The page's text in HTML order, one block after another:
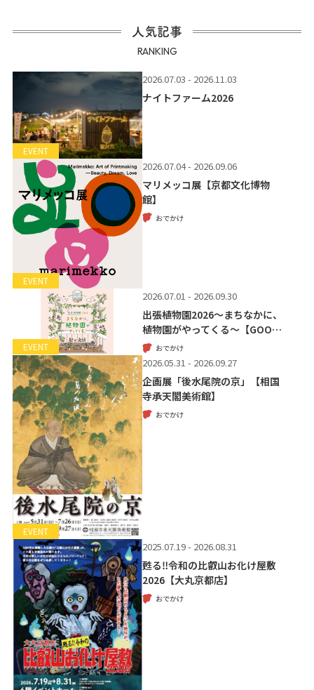
人気記事
RANKING
EVENT
2026.07.03 - 2026.11.03
ナイトファーム2026
EVENT
2026.07.04 - 2026.09.06
マリメッコ展【京都文化博物
館】
おでかけ
EVENT
2026.07.01 - 2026.09.30
出張植物園2026～まちなかに、
植物園がやってくる～【GOO…
おでかけ
EVENT
2026.05.31 - 2026.09.27
企画展「後水尾院の京」【相国
寺承天閣美術館】
おでかけ
2025.07.19 - 2026.08.31
甦る‼令和の比叡山お化け屋敷
2026【大丸京都店】
おでかけ